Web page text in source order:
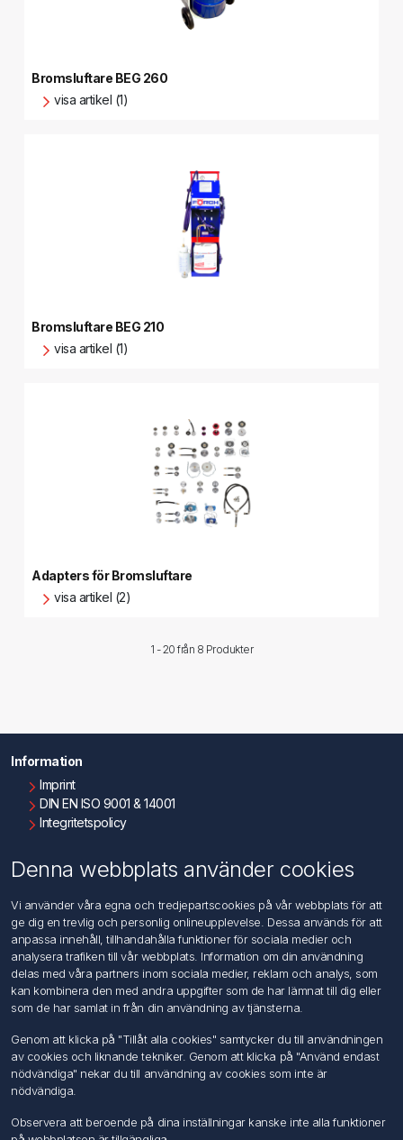
Bromsluftare BEG 260
visa artikel (1)
Bromsluftare BEG 210
visa artikel (1)
Adapters för Bromsluftare
visa artikel (2)
1 - 20 från 8 Produkter
Information
Imprint
DIN EN ISO 9001 & 14001
Integritetspolicy
Kontakta oss
Kundtjänst
Sök
Mitt konto
Mina ordrar
Mina adresser
Följ oss
Denna webbplats använder cookies
Vi använder våra egna och tredjepartscookies på vår webbplats för att
ge dig en trevlig och personlig onlineupplevelse. Dessa används för att
anpassa innehåll, tillhandahålla funktioner för sociala medier och
analysera trafiken till vår webbplats. Information om din användning
delas med våra partners inom sociala medier, reklam och analys, som
kan kombinera den med andra uppgifter som de har lämnat till dig eller
som de har samlat in från din användning av tjänsterna.
Genom att klicka på "Tillåt alla cookies" samtycker du till användningen
av cookies och liknande tekniker. Genom att klicka på "Använd endast
nödvändiga" nekar du till användning av cookies som inte är
nödvändiga.
Observera att beroende på dina inställningar kanske inte alla funktioner